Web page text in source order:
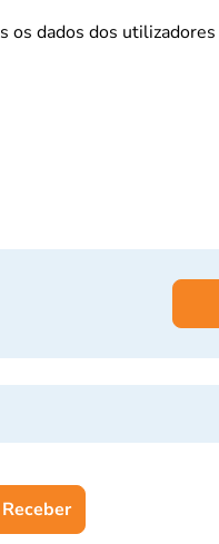
os dados dos utilizadores
Receber